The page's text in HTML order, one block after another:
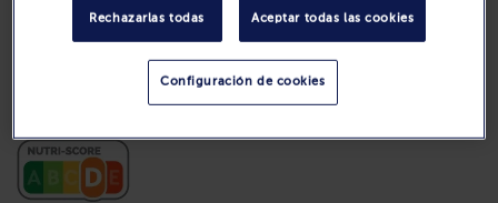
Comprar
Rechazarlas todas Aceptar todas las cookies
Configuración de cookies